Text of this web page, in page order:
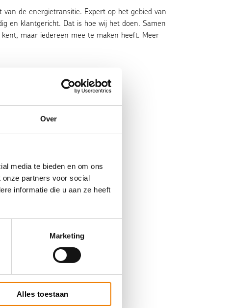
Over
media te bieden en om ons
partners voor social
informatie die u aan ze heeft
Marketing
Alles toestaan
de energietransitie. Expert op het gebied van
en klantgericht. Dat is hoe wij het doen. Samen
maar iedereen mee te maken heeft. Meer